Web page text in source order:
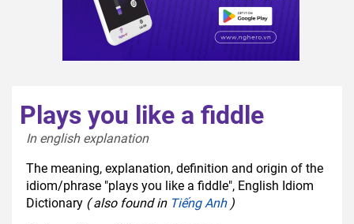
Plays you like a fiddle
In english explanation
The meaning, explanation, definition and origin of the
idiom/phrase "plays you like a fiddle", English Idiom
Dictionary ( also found in Tiếng Anh)